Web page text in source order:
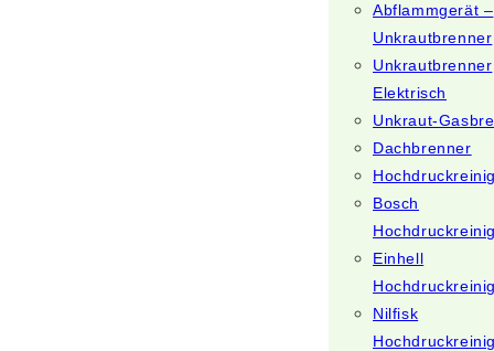
Abflammgerät –
Unkrautbrenner
Unkrautbrenner
Elektrisch
Unkraut-
Dachbrenner
Bosch
Einhell
Nilfisk